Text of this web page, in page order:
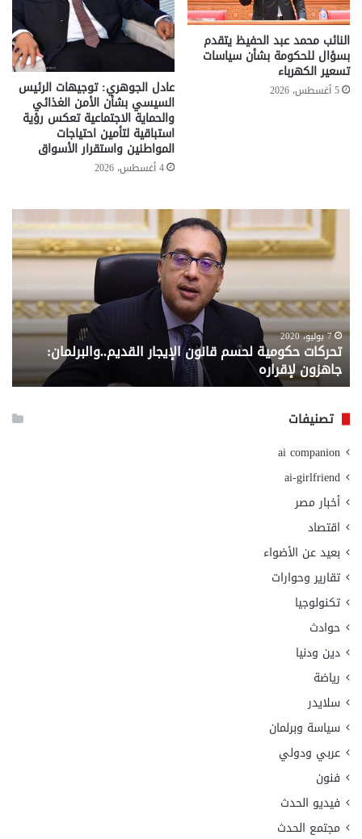
النائب محمد عبد الحفيظ يتقدم
بسؤال للحكومة بشأن سياسات
تسعير الكهرباء
5 أغسطس، 2026 عادل الجوهري: توجيهات الرئيس
السيسي بشأن الأمن الغذائي
والحماية الاجتماعية تعكس رؤية
استباقية لتأمين احتياجات
المواطنين واستقرار الأسواق
4 أغسطس، 2026
تحركات
حكومية
لحسم
قانون
القديم..والبرلمان:
جاهزون
لإقراره
7 يوليو، 2020
تحركات حكومية لحسم قانون الإيجار القديم..والبرلمان:
جاهزون لإقراره
..
من
تصنيفات
ai companion
ai-girlfriend
أخبار مصر
اقتصاد
بعيد عن الأضواء
تقارير وحوارات
تكنولوجيا
حوادث
دين ودنيا
رياضة
سلايدر
سياسة وبرلمان
عربي ودولي
فنون
فيديو الحدث
مجتمع الحدث